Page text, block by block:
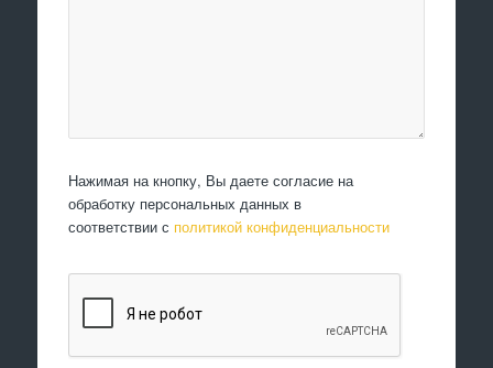
Нажимая на кнопку, Вы даете согласие на
обработку персональных данных в
соответствии с политикой конфиденциальности